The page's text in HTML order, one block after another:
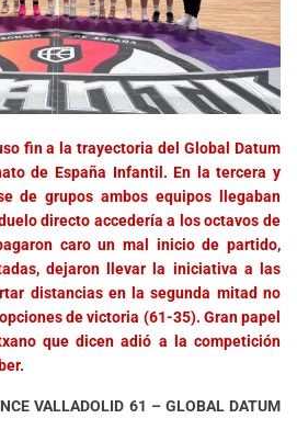
fin a la trayectoria del Global Datum
de España Infantil. En la tercera y
de grupos ambos equipos llegaban
directo accedería a los octavos de
caro un mal inicio de partido,
dejaron llevar la iniciativa a las
distancias en la segunda mitad no
de victoria (61-35). Gran papel
que dicen adió a la competición
VALLADOLID 61 – GLOBAL DATUM